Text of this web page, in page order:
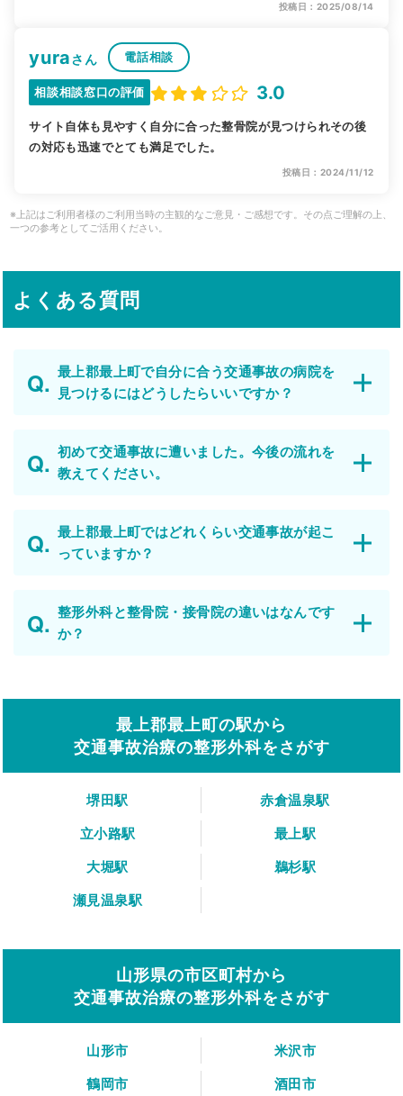
投稿日：2025/08/14
yuraさん 電話相談
相談相談窓口の評価 3.0
サイト自体も見やすく自分に合った整骨院が見つけられその後
の対応も迅速でとても満足でした。
投稿日：2024/11/12
※上記はご利用者様のご利用当時の主観的なご意見・ご感想です。その点ご理解の上、
一つの参考としてご活用ください。
よくある質問
最上郡最上町で自分に合う交通事故の病院を
見つけるにはどうしたらいいですか？
初めて交通事故に遭いました。今後の流れを
教えてください。
最上郡最上町ではどれくらい交通事故が起こ
っていますか？
整形外科と整骨院・接骨院の違いはなんです
か？
最上郡最上町の駅から
交通事故治療の整形外科をさがす
堺田駅
赤倉温泉駅
立小路駅
最上駅
大堀駅
鵜杉駅
瀬見温泉駅
山形県の市区町村から
交通事故治療の整形外科をさがす
山形市
米沢市
鶴岡市
酒田市